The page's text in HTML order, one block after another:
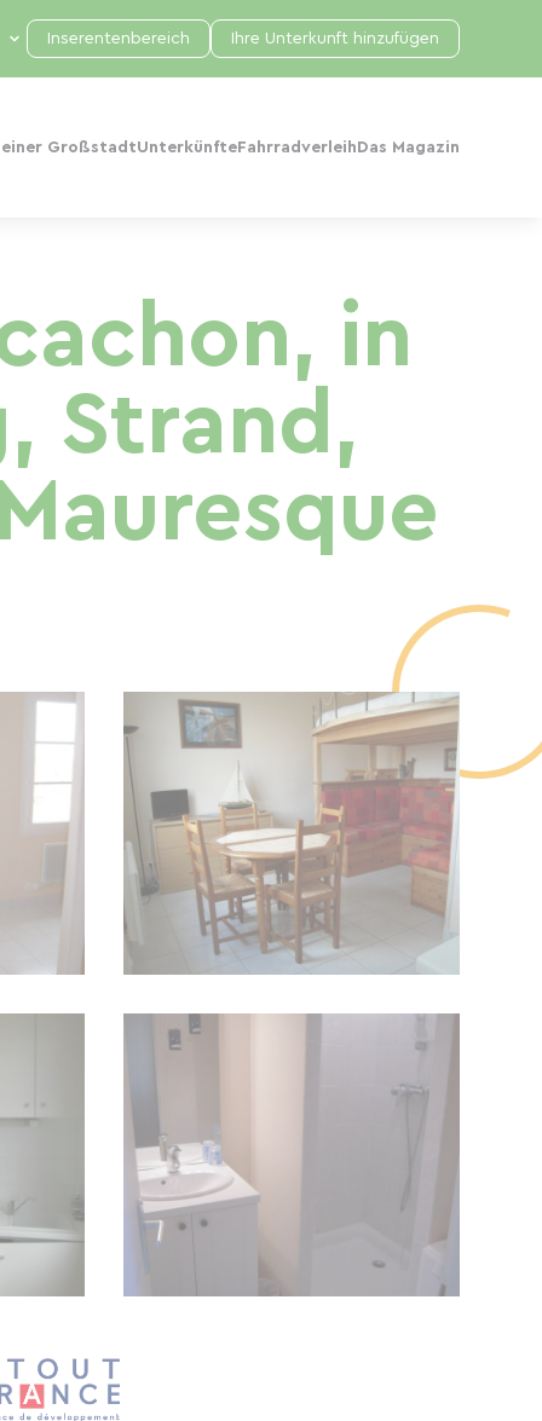
einer GroßstadtUnterkünfte Fahrradverleih Das Magazin
Inserentenbereich Ihre Unterkunft hinzufügen
in
Strand,